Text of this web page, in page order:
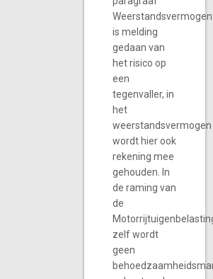
Weerstandsvermogen
is melding
gedaan van
het risico op
een
tegenvaller, in
het
weerstandsvermogen
wordt hier ook
rekening mee
gehouden. In
de raming van
de
zelf wordt
geen